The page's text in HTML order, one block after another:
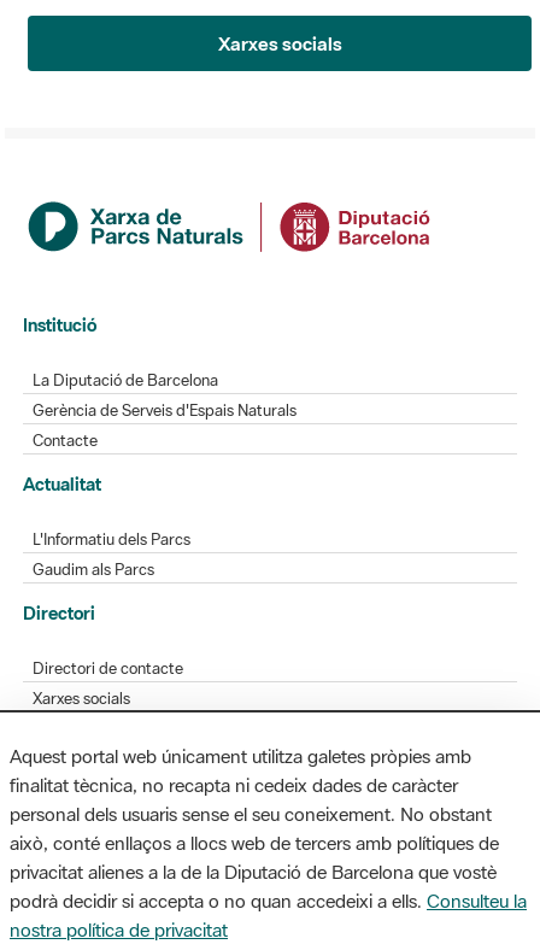
Institució
Gerència de Serveis d'Espais Naturals
Actualitat
L'Informatiu dels Parcs
Gaudim als Parcs
Directori de contacte
Xarxes socials
Bústia de suggeriments
Opineu sobre els parcs
MAPA WEB AVÍS LEGAL ACCESSIBILITAT
Diputació de Barcelona. Edifici Llacuna, 1a planta. Badajoz, 49. 08005
Barcelona. Tel. 934 022 428 / xarxaparcs@diba.cat
Aquest portal web únicament utilitza galetes pròpies amb
finalitat tècnica, no recapta ni cedeix dades de caràcter
personal dels usuaris sense el seu coneixement. No obstant
això, conté enllaços a llocs web de tercers amb polítiques de
privacitat alienes a la de la Diputació de Barcelona que vostè
podrà decidir si accepta o no quan accedeixi a ells. Consulteu la
nostra política de privacitat